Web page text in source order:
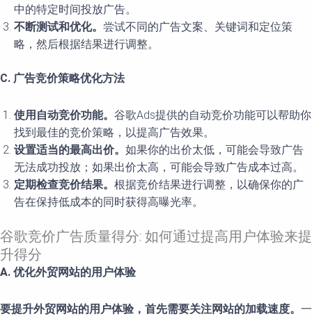
中的特定时间投放广告。
不断测试和优化。 尝试不同的广告文案、关键词和定位策
略，然后根据结果进行调整。
C. 广告竞价策略优化方法
使用自动竞价功能。 谷歌Ads提供的自动竞价功能可以帮助你
找到最佳的竞价策略，以提高广告效果。
设置适当的最高出价。 如果你的出价太低，可能会导致广告
无法成功投放；如果出价太高，可能会导致广告成本过高。
定期检查竞价结果。 根据竞价结果进行调整，以确保你的广
告在保持低成本的同时获得高曝光率。
谷歌竞价广告质量得分: 如何通过提高用户体验来提
升得分
A. 优化外贸网站的用户体验
要提升外贸网站的用户体验，首先需要关注网站的加载速度。 一